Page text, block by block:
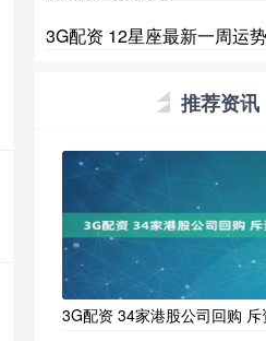
3G配资 12星座最新一周运
推荐资讯
3G配资 34家港股公司回购